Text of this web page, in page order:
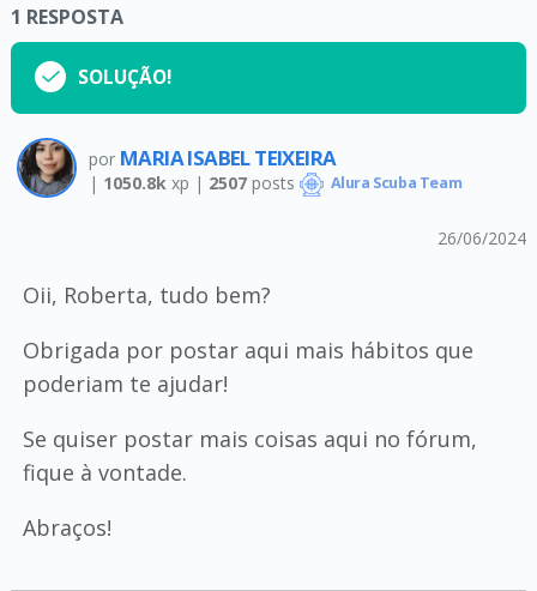
1 RESPOSTA
SOLUÇÃO!
por MARIA ISABEL TEIXEIRA
| 1050.8k xp | 2507posts Alura Scuba Team
26/06/2024
Oii, Roberta, tudo bem?
Obrigada por postar aqui mais hábitos que
poderiam te ajudar!
Se quiser postar mais coisas aqui no fórum,
fique à vontade.
Abraços!